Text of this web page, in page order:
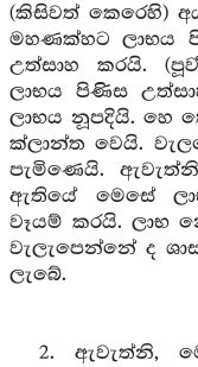
(කිසිවත් කෙරෙහි)
මහණක්හට ලාභය
උත්සාහ කරයි.
ලාභය පිණිස
ලාභය නූපදියි. හෙ
ක්ලාන්ත වෙයි.
පැමිණෙයි.
ඇතියේ මෙසේ
වෑයම් කරයි.
වැලැපෙන්නේ ද
ලැබේ.
2. ඇවැත්නි,